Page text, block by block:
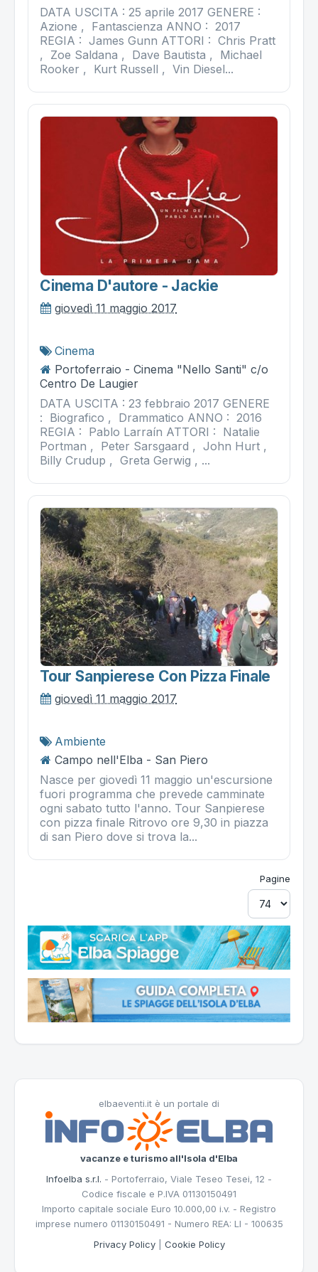
DATA USCITA : 25 aprile 2017 GENERE :
Azione , Fantascienza ANNO : 2017
REGIA : James Gunn ATTORI : Chris Pratt
, Zoe Saldana , Dave Bautista , Michael
Rooker , Kurt Russell , Vin Diesel...
Cinema D'autore - Jackie
giovedì 11 maggio 2017
Cinema
Portoferraio - Cinema "Nello Santi" c/o
Centro De Laugier
DATA USCITA : 23 febbraio 2017 GENERE
: Biografico , Drammatico ANNO : 2016
REGIA : Pablo Larraín ATTORI : Natalie
Portman , Peter Sarsgaard , John Hurt ,
Billy Crudup , Greta Gerwig , ...
Tour Sanpierese Con Pizza Finale
giovedì 11 maggio 2017
Ambiente
Campo nell'Elba - San Piero
Nasce per giovedì 11 maggio un'escursione
fuori programma che prevede camminate
ogni sabato tutto l'anno. Tour Sanpierese
con pizza finale Ritrovo ore 9,30 in piazza
di san Piero dove si trova la...
Pagine
elbaeventi.it è un portale di
vacanze e turismo all'Isola d'Elba
Infoelba s.r.l. - Portoferraio, Viale Teseo Tesei, 12 -
Codice fiscale e P.IVA 01130150491
Importo capitale sociale Euro 10.000,00 i.v. - Registro
imprese numero 01130150491 - Numero REA: LI - 100635
Privacy Policy| Cookie Policy